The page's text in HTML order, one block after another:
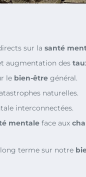
sur la santé
augmentation des
le bien-être général.
naturelles.
interconnectées.
mentale face aux
terme sur notre